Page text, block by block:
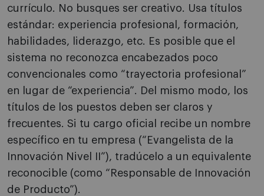
currículo. No busques ser creativo. Usa títulos
estándar: experiencia profesional, formación,
habilidades, liderazgo, etc. Es posible que el
sistema no reconozca encabezados poco
convencionales como “trayectoria profesional”
en lugar de “experiencia”. Del mismo modo, los
títulos de los puestos deben ser claros y
frecuentes. Si tu cargo oficial recibe un nombre
específico en tu empresa (“Evangelista de la
Innovación Nivel II”), tradúcelo a un equivalente
reconocible (como “Responsable de Innovación
de Producto”).